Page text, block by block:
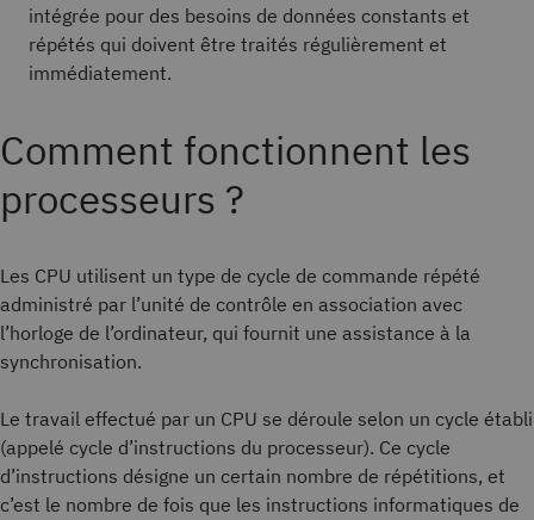
intégrée pour des besoins de données constants et
répétés qui doivent être traités régulièrement et
immédiatement.
Comment fonctionnent les
processeurs ?
Les CPU utilisent un type de cycle de commande répété
administré par l’unité de contrôle en association avec
l’horloge de l’ordinateur, qui fournit une assistance à la
synchronisation.
Le travail effectué par un CPU se déroule selon un cycle établi
(appelé cycle d’instructions du processeur). Ce cycle
d’instructions désigne un certain nombre de répétitions, et
c’est le nombre de fois que les instructions informatiques de